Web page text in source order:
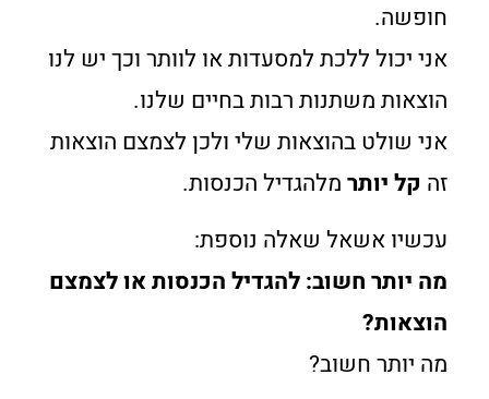
חופשה.
אני יכול ללכת למסעדות או לוותר וכך יש לנו
הוצאות משתנות רבות בחיים שלנו.
אני שולט בהוצאות שלי ולכן לצמצם הוצאות
זה קל יותרמלהגדיל הכנסות.
עכשיו אשאל שאלה נוספת:
מה יותר חשוב: להגדיל הכנסות או לצמצם
הוצאות?
מה יותר חשוב?